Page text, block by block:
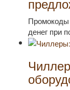
Промокоды
денег при